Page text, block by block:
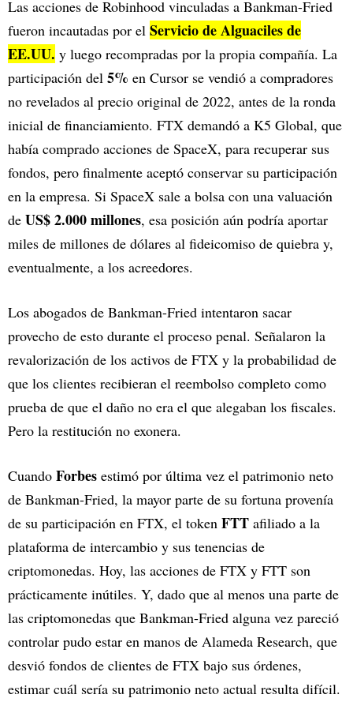
Las acciones de Robinhood vinculadas a Bankman-Fried
fueron incautadas por el Servicio de Alguaciles de
EE.UU. y luego recompradas por la propia compañía. La
participación del 5% en Cursor se vendió a compradores
no revelados al precio original de 2022, antes de la ronda
inicial de financiamiento. FTX demandó a K5 Global, que
había comprado acciones de SpaceX, para recuperar sus
fondos, pero finalmente aceptó conservar su participación
en la empresa. Si SpaceX sale a bolsa con una valuación
de US$ 2.000 millones, esa posición aún podría aportar
miles de millones de dólares al fideicomiso de quiebra y,
eventualmente, a los acreedores.
Los abogados de Bankman-Fried intentaron sacar
provecho de esto durante el proceso penal. Señalaron la
revalorización de los activos de FTX y la probabilidad de
que los clientes recibieran el reembolso completo como
prueba de que el daño no era el que alegaban los fiscales.
Pero la restitución no exonera.
Cuando Forbes estimó por última vez el patrimonio neto
de Bankman-Fried, la mayor parte de su fortuna provenía
de su participación en FTX, el token FTT afiliado a la
plataforma de intercambio y sus tenencias de
criptomonedas. Hoy, las acciones de FTX y FTT son
prácticamente inútiles. Y, dado que al menos una parte de
las criptomonedas que Bankman-Fried alguna vez pareció
controlar pudo estar en manos de Alameda Research, que
desvió fondos de clientes de FTX bajo sus órdenes,
estimar cuál sería su patrimonio neto actual resulta difícil.